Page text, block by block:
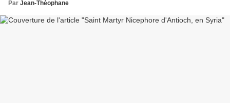
Par Jean-Théophane